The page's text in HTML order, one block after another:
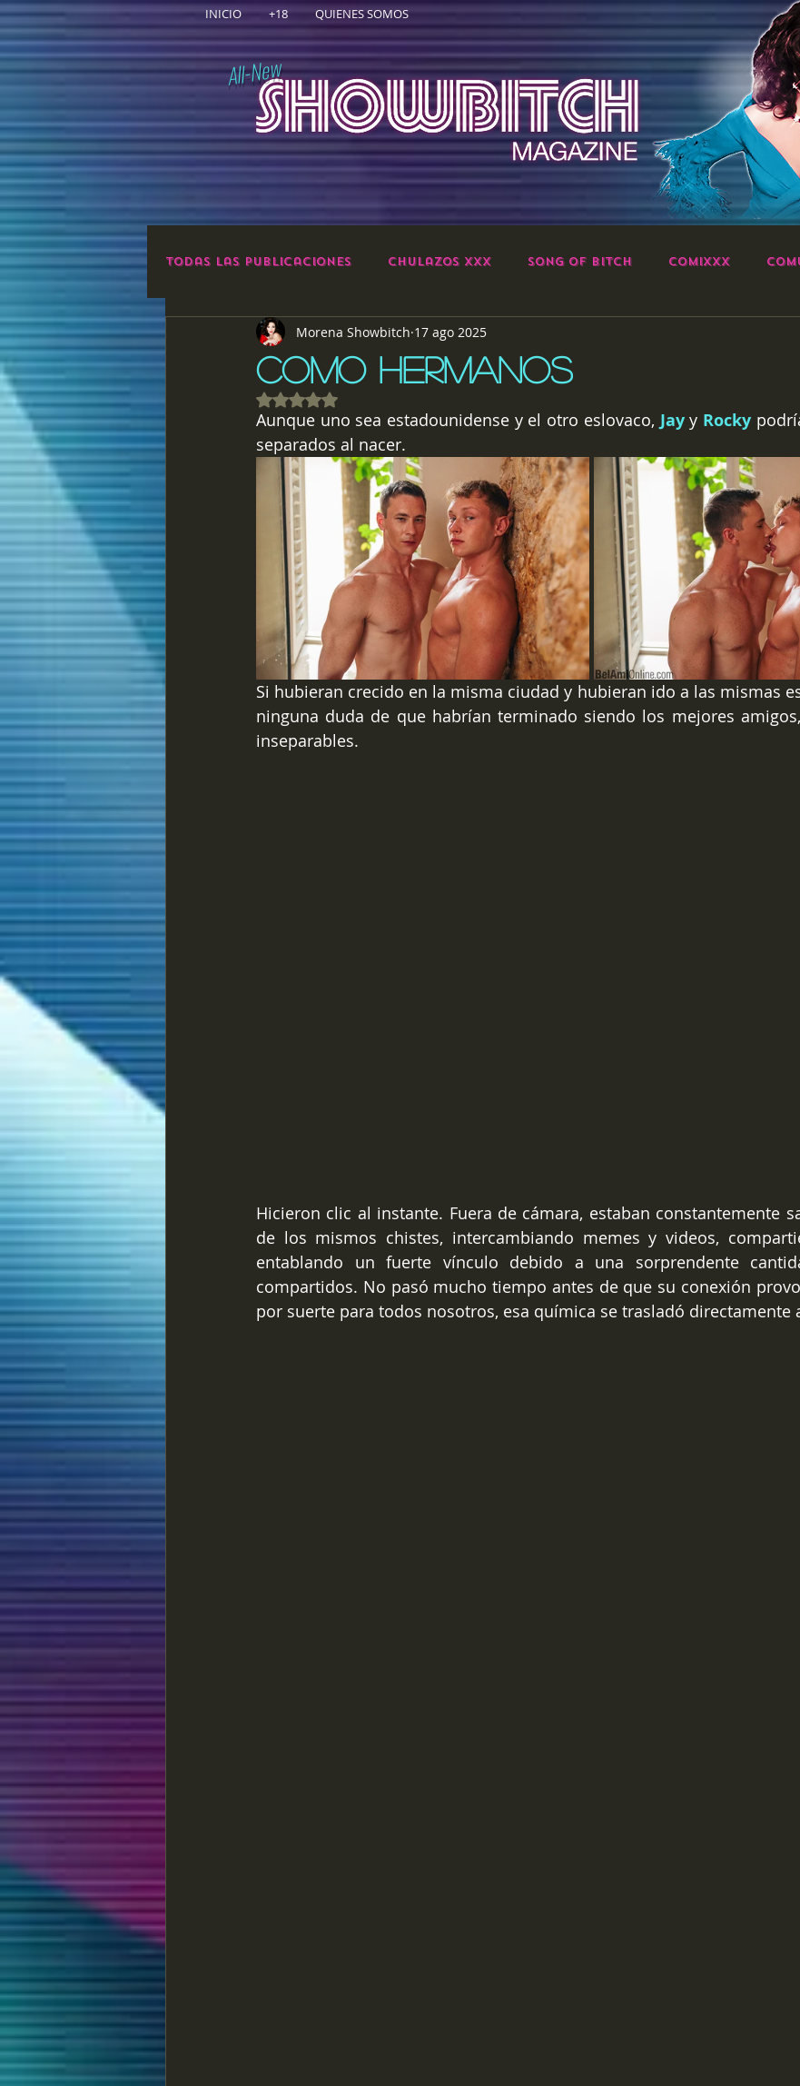
INICIO +18 QUIENES SOMOS
All-New
Todas las publicaciones Chulazos XXX Song of Bitch ComiXXX
COMO HERMANOS
Morena Showbitch 17 ago 2025
Obtuvo NaN de 5 estrellas.
Aunque uno sea estadounidense y el otro eslovaco, Jay y Rocky
separados al nacer.
Si hubieran crecido en la misma ciudad y hubieran ido a las mismas
ninguna duda de que habrían terminado siendo los mejores
inseparables.
Hicieron clic al instante. Fuera de cámara, estaban constantemente
de los mismos chistes, intercambiando memes y videos,
entablando un fuerte vínculo debido a una sorprendente
compartidos. No pasó mucho tiempo antes de que su conexión
por suerte para todos nosotros, esa química se trasladó directamente